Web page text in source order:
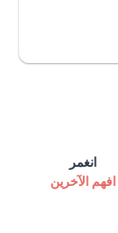
انغمر
افهم الآخرين